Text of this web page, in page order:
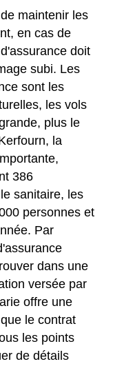
maintenir les
en cas de
doit
subi. Les
sont les
les vols
plus le
la
386
sanitaire, les
personnes et
Par
dans une
versée par
offre une
le contrat
les points
de détails